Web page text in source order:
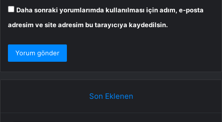
Daha sonraki yorumlarımda kullanılması için adım, e-posta
adresim ve site adresim bu tarayıcıya kaydedilsin.
Son Eklenen